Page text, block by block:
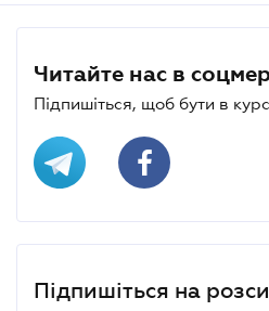
Читайте нас в
Підпишіться, щоб бути в
Підпишіться на